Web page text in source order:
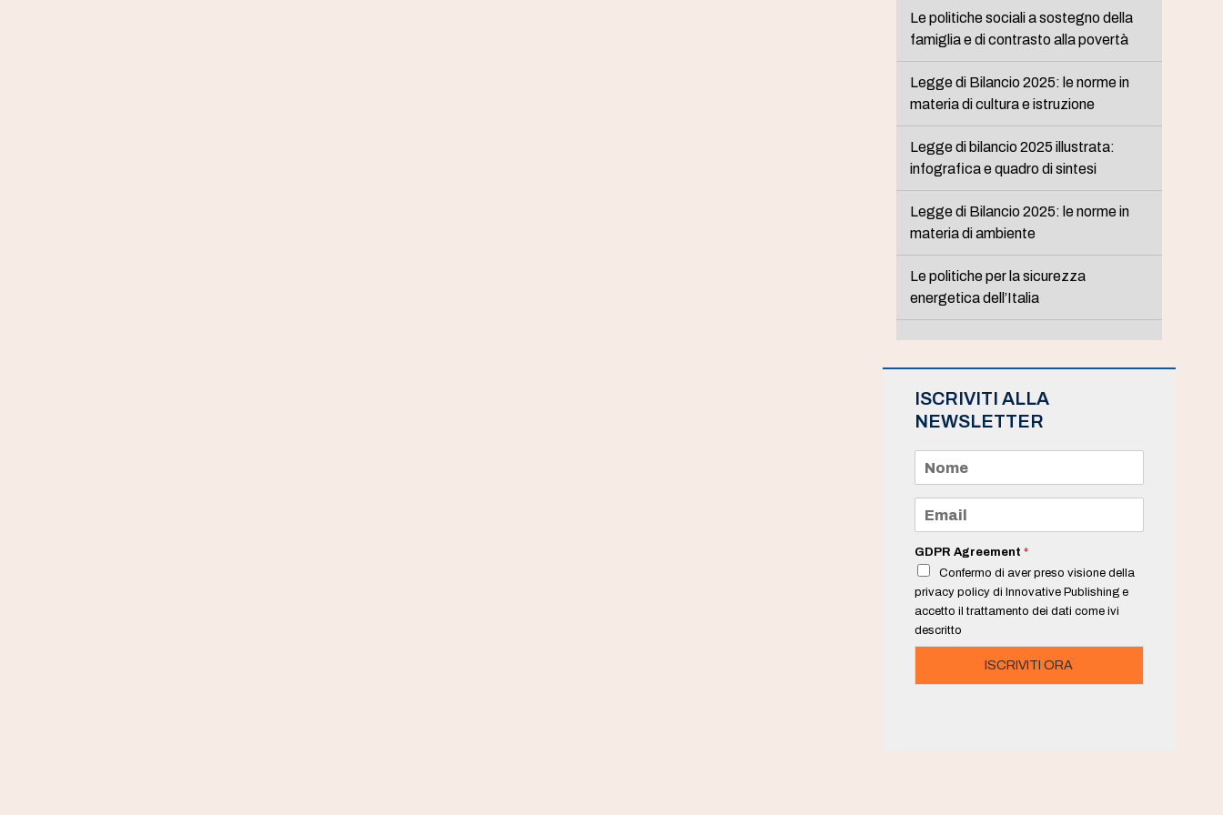
Le politiche sociali a sostegno della
famiglia e di contrasto alla povertà
Legge di Bilancio 2025: le norme in
materia di cultura e istruzione
Legge di bilancio 2025 illustrata:
infografica e quadro di sintesi
Legge di Bilancio 2025: le norme in
materia di ambiente
Le politiche per la sicurezza
energetica dell’Italia
ISCRIVITI ALLA
NEWSLETTER
m
e
a
i
*
GDPR Agreement *
Confermo di aver preso visione della
privacy policy di Innovative Publishing e
accetto il trattamento dei dati come ivi
descritto
ISCRIVITI ORA